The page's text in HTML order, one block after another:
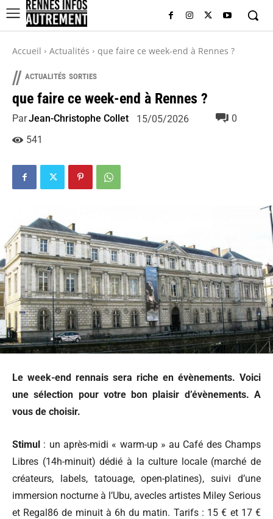
Accueil Actualités que faire ce week-end à Rennes ?
// ACTUALITÉS SORTIES
que faire ce week-end à Rennes ?
ParJean-Christophe Collet 15/05/2026
0
541
Le week-end rennais sera riche en évènements. Voici
une sélection pour votre bon plaisir d’évènements. A
vous de choisir.
Stimul : un après-midi « warm-up » au Café des Champs
Libres (14h-minuit) dédié à la culture locale (marché de
créateurs, labels, tatouage, open-platines), suivi d’une
immersion nocturne à l’Ubu, avecles artistes Miley Serious
et Regal86 de minuit à 6h du matin. Tarifs : 15 € et 17 €